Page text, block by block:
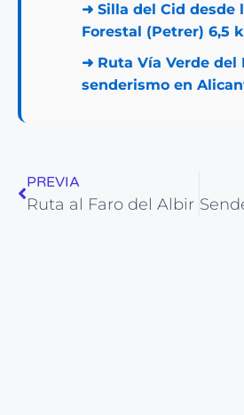
➜ Silla del Cid desde
Forestal (Petrer) 6,5
➜ Ruta Vía Verde del
senderismo en
PREVIA
Ruta al Faro del Albir